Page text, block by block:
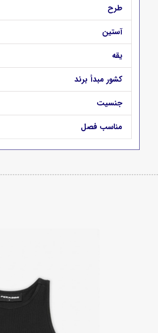
طرح
آستین
یقه
کشور مبدأ برند
جنسیت
مناسب فصل